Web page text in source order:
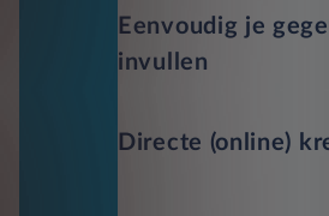
Eenvoudig je
invullen
Directe (online)